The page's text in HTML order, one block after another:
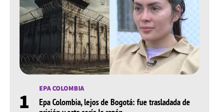
1 EPA COLOMBIA
Epa Colombia, lejos de Bogotá: fue trasladada de